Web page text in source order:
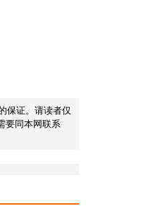
保证。请读者仅
要同本网联系